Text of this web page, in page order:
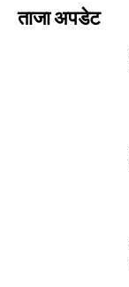
ताजा अपडेट